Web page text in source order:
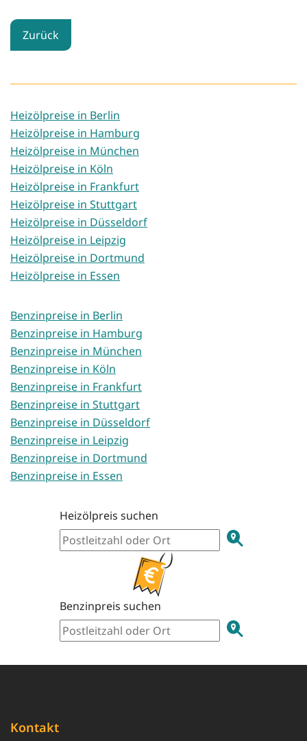
Zurück
Heizölpreise in Berlin
Heizölpreise in Hamburg
Heizölpreise in München
Heizölpreise in Köln
Heizölpreise in Frankfurt
Heizölpreise in Stuttgart
Heizölpreise in Düsseldorf
Heizölpreise in Leipzig
Heizölpreise in Dortmund
Heizölpreise in Essen
Benzinpreise in Berlin
Benzinpreise in Hamburg
Benzinpreise in München
Benzinpreise in Köln
Benzinpreise in Frankfurt
Benzinpreise in Stuttgart
Benzinpreise in Düsseldorf
Benzinpreise in Leipzig
Benzinpreise in Dortmund
Benzinpreise in Essen
Heizölpreis suchen
Benzinpreis suchen
Kontakt